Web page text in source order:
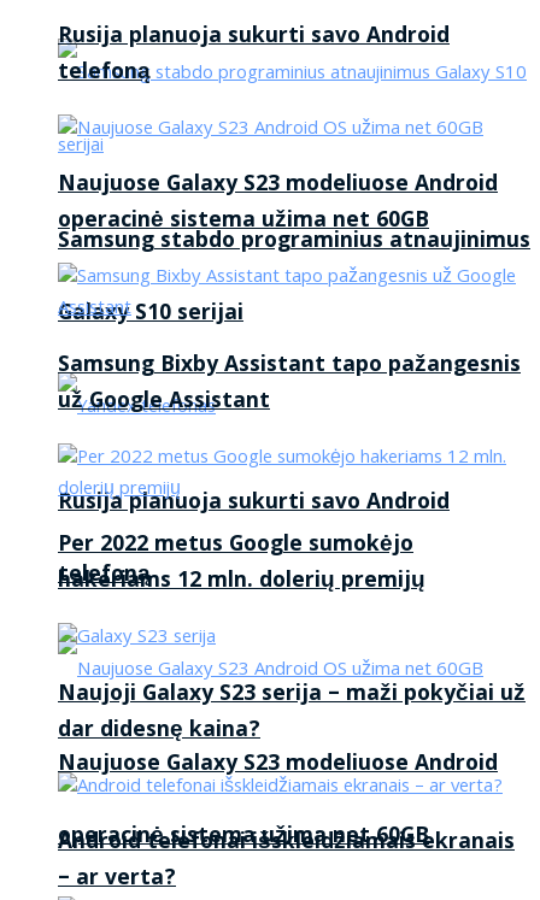
Samsung stabdo programinius atnaujinimus
Galaxy S10 serijai
Rusija planuoja sukurti savo Android
telefoną
Naujuose Galaxy S23 modeliuose Android
operacinė sistema užima net 60GB
Rusija planuoja sukurti savo Android
telefoną
Naujuose Galaxy S23 modeliuose Android
operacinė sistema užima net 60GB
Samsung Bixby Assistant tapo pažangesnis
už Google Assistant
Per 2022 metus Google sumokėjo
hakeriams 12 mln. dolerių premijų
Naujoji Galaxy S23 serija – maži pokyčiai už
dar didesnę kaina?
Android telefonai išskleidžiamais ekranais
– ar verta?